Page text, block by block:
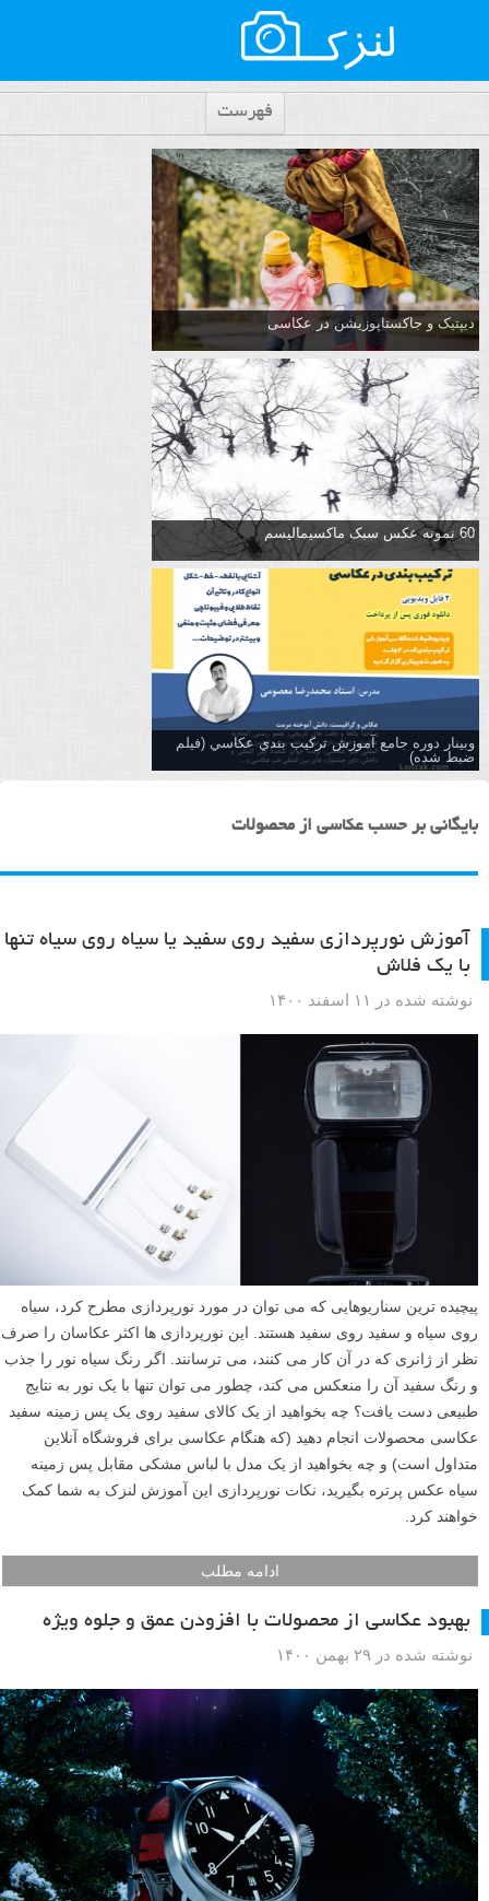
فهرست
دیپتیک و جاکستا‌پوزیشن در عکاسی
60 نمونه عکس سبک ماکسیمالیسم
وبینار دوره جامع آموزش تركيب بندي عكاسي (فیلم
ضبط شده)
بایگانی بر حسب عکاسی از محصولات
آموزش نورپردازی سفید روی سفید یا سیاه روی سیاه تنها
با یک فلاش
نوشته شده در ۱۱ اسفند ۱۴۰۰
پیچیده ترین سناریوهایی که می توان در مورد نورپردازی مطرح کرد، سیاه
روی سیاه و سفید روی سفید هستند. این نورپردازی ها اکثر عکاسان را صرف
نظر از ژانری که در آن کار می کنند، می ترسانند. اگر رنگ سیاه نور را جذب
و رنگ سفید آن را منعکس می کند، چطور می توان تنها با یک نور به نتایج
طبیعی دست یافت؟ چه بخواهید از یک کالای سفید روی یک پس زمینه سفید
عکاسی محصولات انجام دهید (که هنگام عکاسی برای فروشگاه آنلاین
متداول است) و چه بخواهید از یک مدل با لباس مشکی مقابل پس زمینه
سیاه عکس پرتره بگیرید، نکات نورپردازی این آموزش لنزک به شما کمک
خواهند کرد.
ادامه مطلب
بهبود عکاسی از محصولات با افزودن عمق و جلوه ویژه
نوشته شده در ۲۹ بهمن ۱۴۰۰